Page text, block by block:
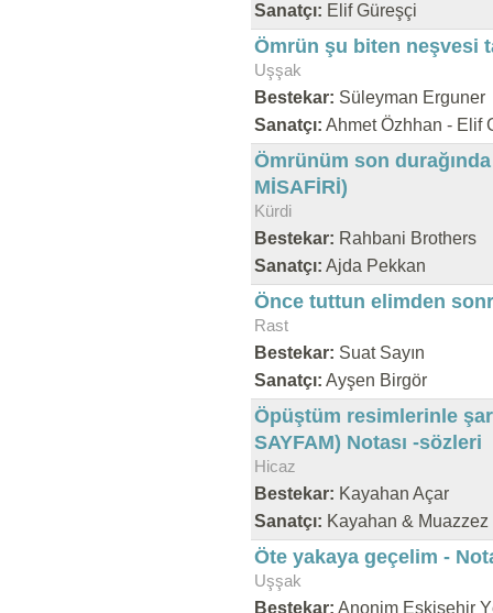
Sanatçı: Elif Güreşçi
Ömrün şu biten neşvesi
Uşşak
Bestekar: Süleyman Erguner
Sanatçı: Ahmet Özhhan - Elif
Ömrünüm son
MİSAFİRİ)
Kürdi
Bestekar: Rahbani Brothers
Sanatçı: Ajda Pekkan
Önce tuttun elimden
Rast
Bestekar: Suat Sayın
Sanatçı: Ayşen Birgör
Öpüştüm resimlerinle
SAYFAM) Notası -sözleri
Hicaz
Bestekar: Kayahan Açar
Sanatçı: Kayahan & Muazzez
Öte yakaya geçelim -
Uşşak
Bestekar: Anonim Eskişehir